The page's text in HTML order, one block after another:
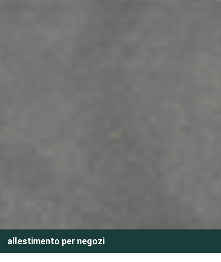
allestimento per negozi